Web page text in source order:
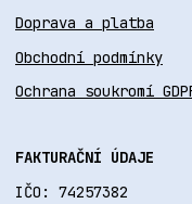
Doprava a platba
Obchodní podmínky
Ochrana soukromí
FAKTURAČNÍ ÚDAJE
IČO: 74257382